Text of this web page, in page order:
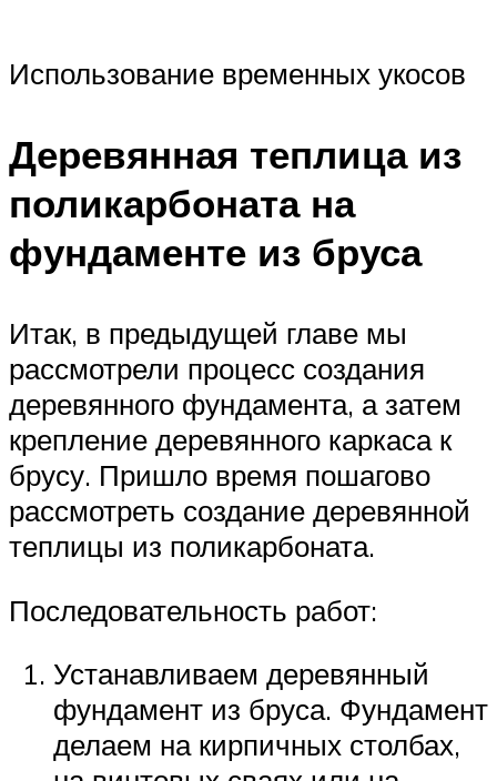
Использование временных укосов
Деревянная теплица из
поликарбоната на
фундаменте из бруса
Итак, в предыдущей главе мы
рассмотрели процесс создания
деревянного фундамента, а затем
крепление деревянного каркаса к
брусу. Пришло время пошагово
рассмотреть создание деревянной
теплицы из поликарбоната.
Последовательность работ:
Устанавливаем деревянный
фундамент из бруса. Фундамент
делаем на кирпичных столбах,